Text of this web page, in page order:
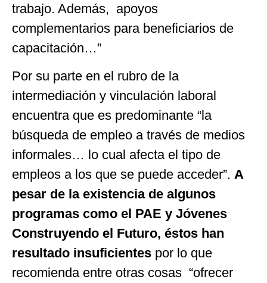
trabajo. Además, apoyos
complementarios para beneficiarios de
capacitación…”
Por su parte en el rubro de la
intermediación y vinculación laboral
encuentra que es predominante “la
búsqueda de empleo a través de medios
informales… lo cual afecta el tipo de
empleos a los que se puede acceder”. A
pesar de la existencia de algunos
programas como el PAE y Jóvenes
Construyendo el Futuro, éstos han
resultado insuficientes por lo que
recomienda entre otras cosas “ofrecer